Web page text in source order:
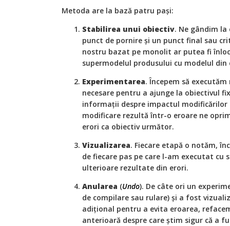
Metoda are la bază patru pași:
Stabilirea unui obiectiv. Ne gândim
punct de pornire și un punct final sau
nostru bazat pe monolit ar putea fi
supermodelul produsului cu modelul
Experimentarea. Începem să
necesare pentru a ajunge la obiectivul
informații despre impactul modificărilor
modificare rezultă într-o eroare ne
erori ca obiectiv următor.
Vizualizarea. Fiecare etapă o notăm,
de fiecare pas pe care l-am executat cu
ulterioare rezultate din erori.
Anularea (Undo). De câte ori un
de compilare sau rulare) și a fost
adițional pentru a evita eroarea,
anterioară despre care știm sigur că a